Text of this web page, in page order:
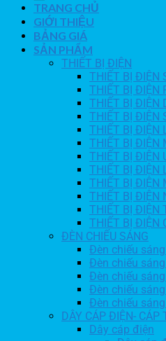
TRANG CHỦ
GIỚI THIỆU
BẢNG GIÁ
SẢN PHẨM
THIẾT BỊ ĐIỆN
THIẾT BỊ ĐIỆN
THIẾT BỊ ĐIỆN
THIẾT BỊ ĐIỆN
THIẾT BỊ ĐIỆN
THIẾT BỊ ĐIỆN
THIẾT BỊ ĐIỆN
THIẾT BỊ ĐIỆN
THIẾT BỊ ĐIỆN
THIẾT BỊ ĐIỆN
THIẾT BỊ ĐIỆN
THIẾT BỊ ĐIỆN
THIẾT BỊ ĐIỆN
ĐÈN CHIẾU SÁNG
Đèn chiếu
Đèn chiếu
Đèn chiếu
Đèn chiếu
Đèn chiếu sáng
DÂY CÁP ĐIỆN- CÁP
Dây cáp điện